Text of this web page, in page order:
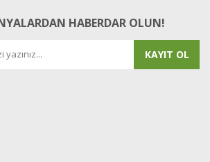
HABERDAR OLUN!
KAYIT OL